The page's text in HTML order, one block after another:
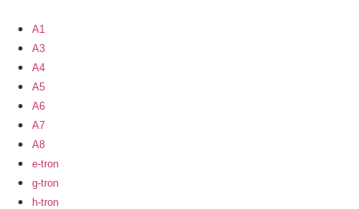
A1
A3
A4
A5
A6
A7
A8
e-tron
g-tron
h-tron